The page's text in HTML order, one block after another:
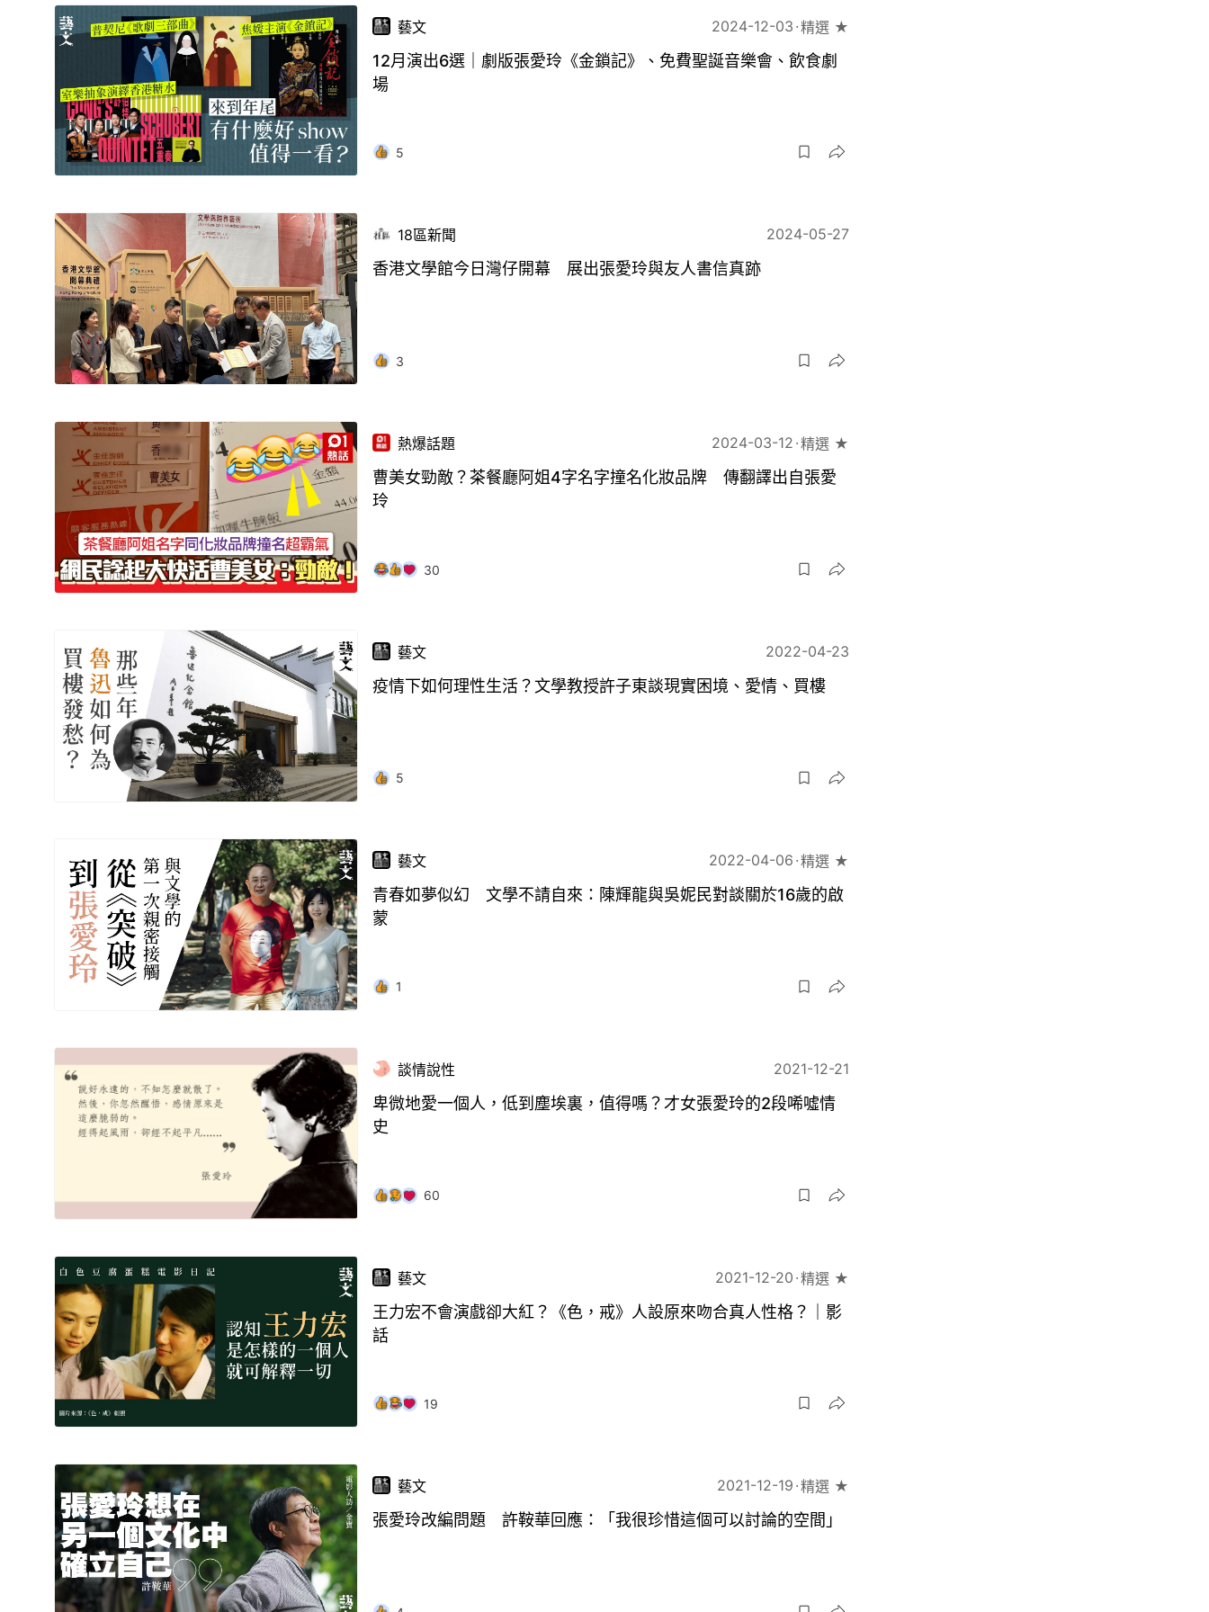
藝文 2024-12-03 精選 ★
12月演出6選｜劇版張愛玲《金鎖記》、免費聖誕音樂會、飲食劇
場
5
18區新聞 2024-05-27
香港文學館今日灣仔開幕 展出張愛玲與友人書信真跡
3
熱爆話題 2024-03-12 精選 ★
曹美女勁敵？茶餐廳阿姐4字名字撞名化妝品牌 傳翻譯出自張愛
玲
30
藝文 2022-04-23
疫情下如何理性生活？文學教授許子東談現實困境、愛情、買樓
5
藝文 2022-04-06 精選 ★
青春如夢似幻 文學不請自來：陳輝龍與吳妮民對談關於16歲的啟
蒙
1
談情說性 2021-12-21
卑微地愛一個人，低到塵埃裏，值得嗎？才女張愛玲的2段唏噓情
史
60
藝文 2021-12-20 精選 ★
王力宏不會演戲卻大紅？《色，戒》人設原來吻合真人性格？｜影
話
19
藝文 2021-12-19 精選 ★
張愛玲改編問題 許鞍華回應：「我很珍惜這個可以討論的空間」